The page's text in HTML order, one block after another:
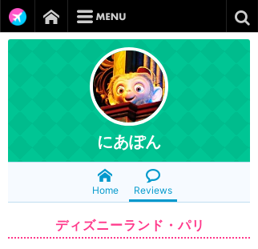
にあぽん
Home Reviews
ディズニーランド・パリ